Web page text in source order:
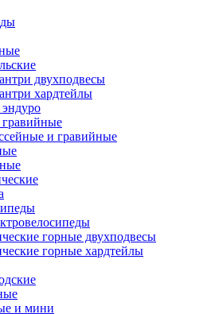
двухподвесы
хардтейлы
и гравийные
горные двухподвесы
горные хардтейлы
и мини